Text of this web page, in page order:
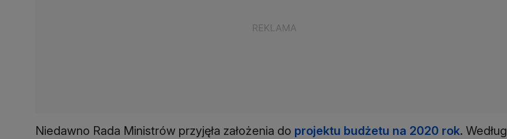
Niedawno Rada Ministrów przyjęła założenia do projektu budżetu na 2020 rok. Według